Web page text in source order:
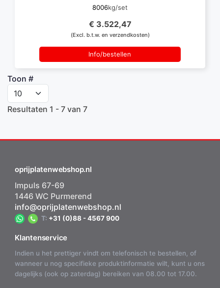
8006kg/set
€ 3.522,47
(Excl. b.t.w. en verzendkosten)
Info/bestellen
Toon #
Resultaten 1 - 7 van 7
oprijplatenwebshop.nl
Impuls 67-69
1446 WC Purmerend
info@oprijplatenwebshop.nl
T: +31 (0)88 - 4567 900
Klantenservice
Indien u het prettiger vindt om telefonisch te bestellen, of
wanneer u nog specifieke produktinformatie wilt, kunt u ons
dagelijks (ook op zaterdag) bereiken van 08.00 tot 17.00.